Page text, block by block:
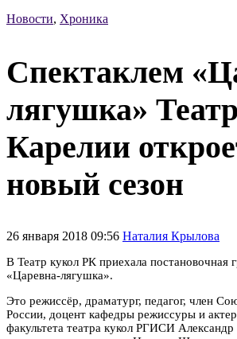
Новости, Хроника
Спектаклем
лягушка»
Карелии
новый сезон
26 января 2018 09:56 Наталия Крылова
В Театр кукол РК приехала постановочная
«Царевна-лягушка».
Это режиссёр, драматург, педагог, член
России, доцент кафедры режиссуры и
факультета театра кукол РГИСИ Александр